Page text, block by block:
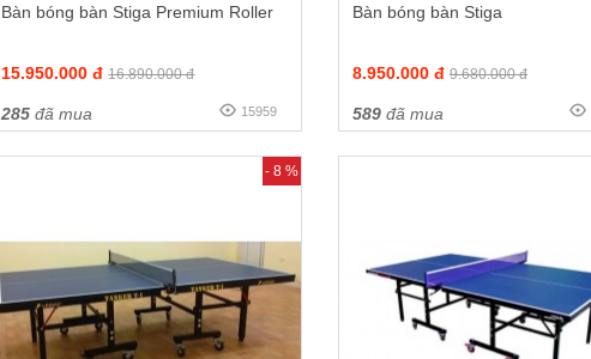
Bàn bóng bàn Stiga Premium Roller
15.950.000 đ 16.890.000 đ
285 đã mua 15959
Bàn bóng bàn Stiga
8.950.000 đ 9.680.000 đ
589đã mua
- 8 %